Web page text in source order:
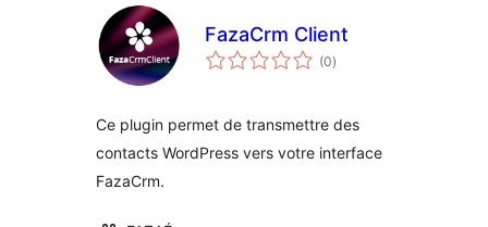
FazaCrm Client
(0कुल
दर)
Ce plugin permet de transmettre des
contacts WordPress vers votre interface
FazaCrm.